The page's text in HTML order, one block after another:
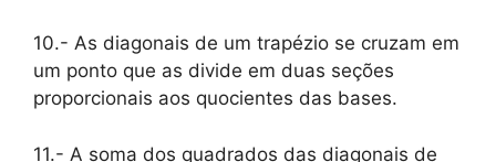
10.- As diagonais de um trapézio se cruzam em
um ponto que as divide em duas seções
proporcionais aos quocientes das bases.
11.- A soma dos quadrados das diagonais de